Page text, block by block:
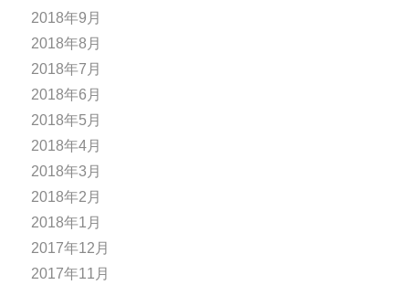
2018年9月
2018年8月
2018年7月
2018年6月
2018年5月
2018年4月
2018年3月
2018年2月
2018年1月
2017年12月
2017年11月